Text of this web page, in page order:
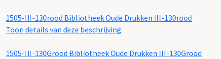
1505-III-130rood Bibliotheek Oude Drukken III-130rood
Toon details van deze beschrijving
1505-III-130Grood Bibliotheek Oude Drukken III-130Grood